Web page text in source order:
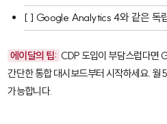
[ ] Google Analytics 4와 같은 독
에이달의 팁: CDP 도입이 부담스럽다
간단한 통합 대시보드부터 시작하세요. 월
가능합니다.